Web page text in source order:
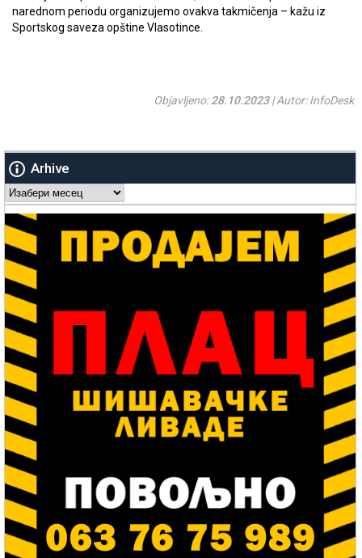
narednom periodu organizujemo ovakva takmičenja – kažu iz
Sportskog saveza opštine Vlasotince.
Objavljeno:28.10.2023| Autor: InfoDesk
Arhive
Arhive